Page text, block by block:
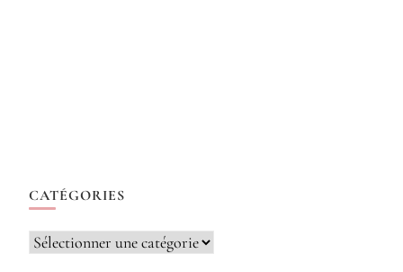
CATÉGORIES
Catégories